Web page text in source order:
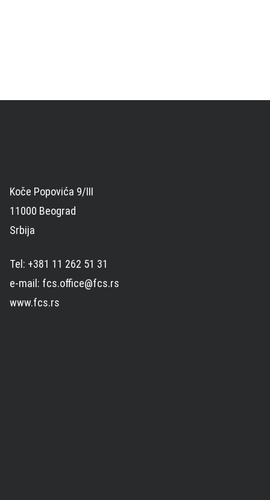
Koče Popovića 9/III
11000 Beograd
Srbija
Tel: +381 11 262 51 31
e-mail: fcs.office@fcs.rs
www.fcs.rs